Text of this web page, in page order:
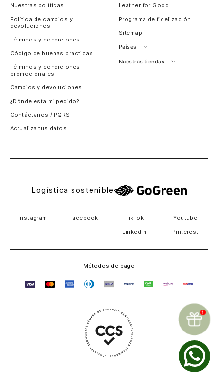
Nuestras políticas
Política de cambios y
devoluciones
Términos y condiciones
Código de buenas prácticas
Términos y condiciones
promocionales
Cambios y devoluciones
¿Dónde esta mi pedido?
Contáctanos / PQRS
Actualiza tus datos
Leather for Good
Programa de fidelización
Sitemap
Países
Perú
Nuestras tiendas
Logística sostenible
Instagram Facebook TikTok Youtube
LinkedIn Pinterest
Métodos de pago